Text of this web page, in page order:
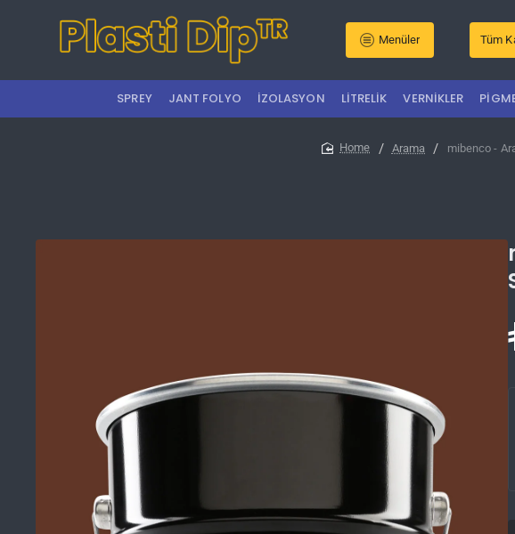
Menüler Tüm
Detaylı
Arama...
SPREY JANT FOLYO İZOLASYON LITRELIK VERNIKLER
Arama mibenco -